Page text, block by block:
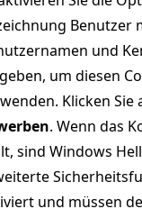
Benutzer
und
um diesen
Klicken Sie
. Wenn das
sind Windows
und müssen